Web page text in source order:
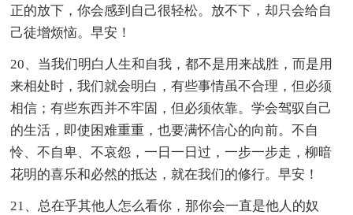
正的放下，你会感到自己很轻松。放不下，却只会给自
己徒增烦恼。早安！
20、当我们明白人生和自我，都不是用来战胜，而是用
来相处时，我们就会明白，有些事情虽不合理，但必须
相信；有些东西并不牢固，但必须依靠。学会驾驭自己
的生活，即使困难重重，也要满怀信心的向前。不自
怜、不自卑、不哀怨，一日一日过，一步一步走，柳暗
花明的喜乐和必然的抵达，就在我们的修行。早安！
21、总在乎其他人怎么看你，那你会一直是他人的奴